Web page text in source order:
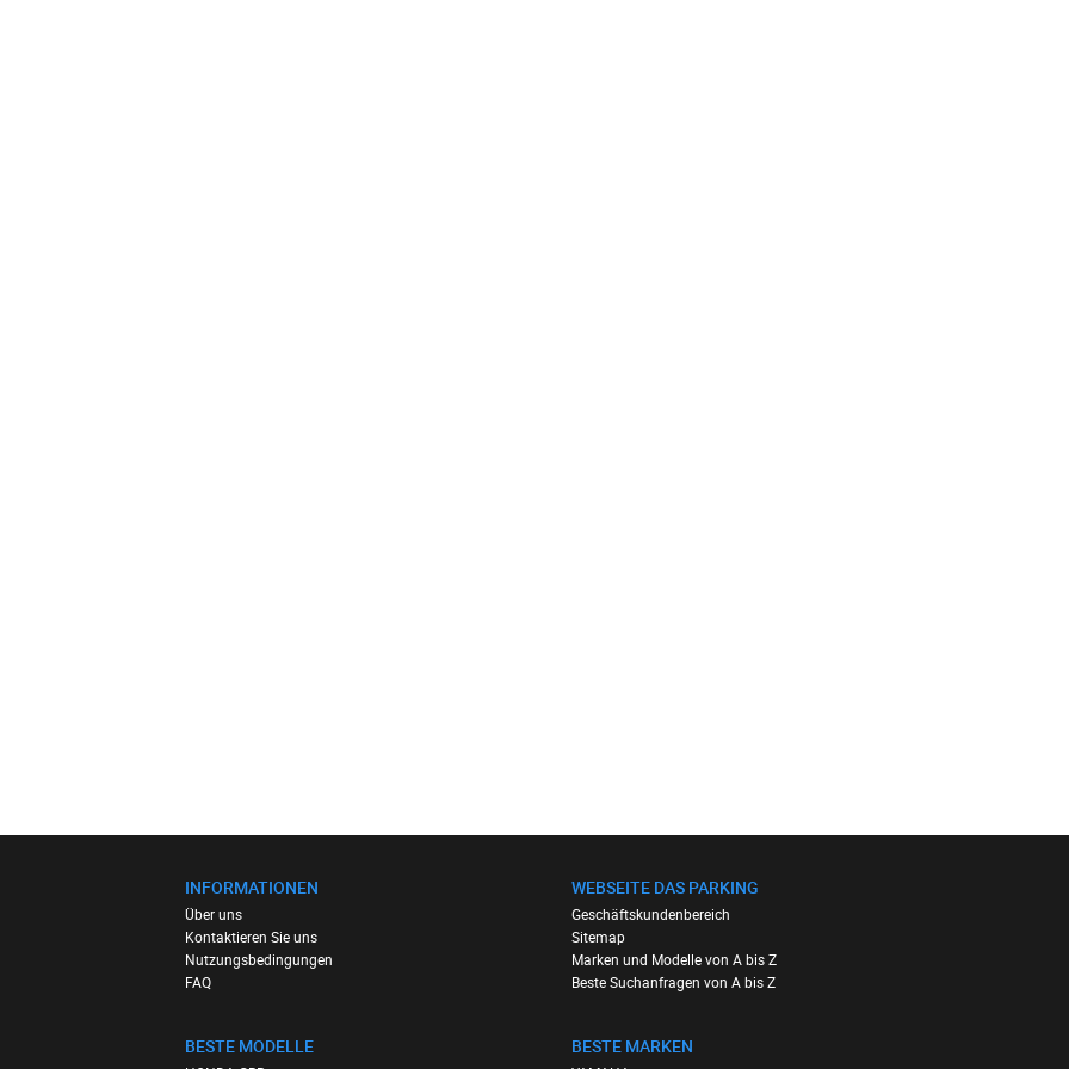
INFORMATIONEN
Über uns
Kontaktieren Sie uns
Nutzungsbedingungen
FAQ
BESTE MODELLE
WEBSEITE DAS PARKING
Geschäftskundenbereich
Sitemap
Marken und Modelle von A bis Z
Beste Suchanfragen von A bis Z
BESTE MARKEN